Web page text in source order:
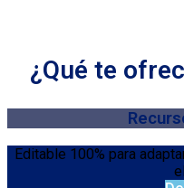
¿Qué te
Editable 100% para